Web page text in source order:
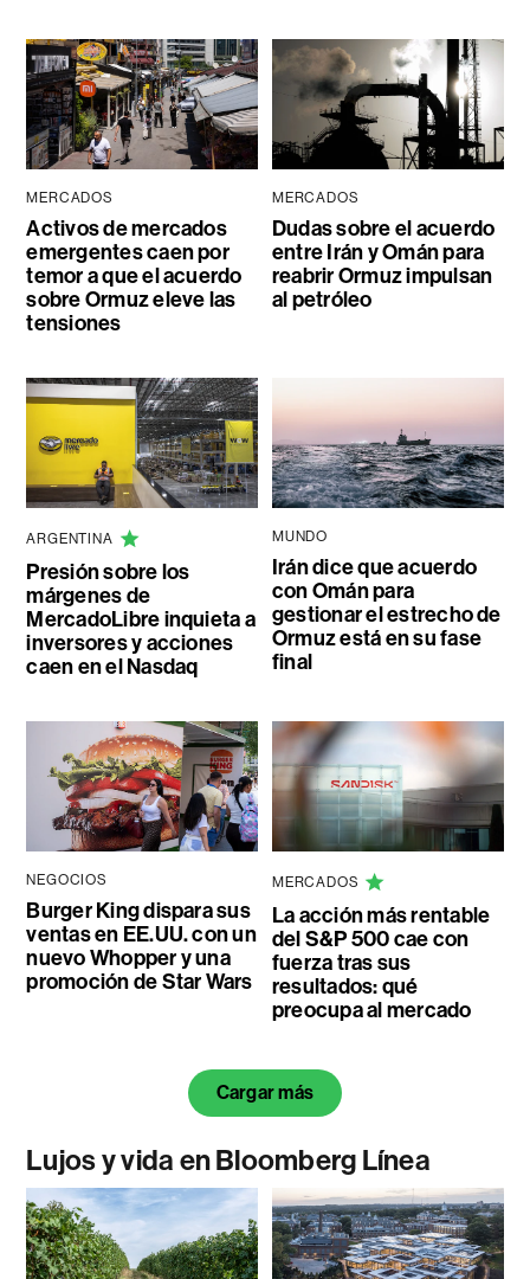
MERCADOS
Activos de mercados
emergentes caen por
temor a que el acuerdo
sobre Ormuz eleve las
tensiones
MERCADOS
Dudas sobre el acuerdo
entre Irán y Omán para
reabrir Ormuz impulsan
al petróleo
ARGENTINA
Presión sobre los
márgenes de
MercadoLibre inquieta a
inversores y acciones
caen en el Nasdaq
MUNDO
Irán dice que acuerdo
con Omán para
gestionar el estrecho de
Ormuz está en su fase
final
NEGOCIOS
Burger King dispara sus
ventas en EE.UU. con un
nuevo Whopper y una
promoción de Star Wars
MERCADOS
La acción más rentable
del S&P 500 cae con
fuerza tras sus
resultados: qué
preocupa al mercado
Cargar más
Lujos y vida en Bloomberg Línea